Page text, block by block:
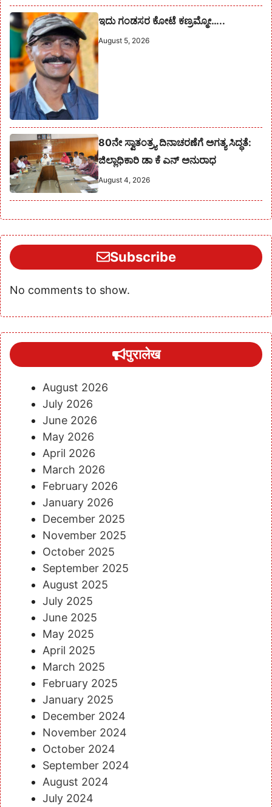
ಇದು ಗಂಡಸರ ಕೋಟೆ ಕಣ್ರಮ್ಮೋ…..
August 5, 2026
80ನೇ ಸ್ವಾತಂತ್ರ್ಯ ದಿನಾಚರಣೆಗೆ ಅಗತ್ಯ ಸಿದ್ಧತೆ:
ಜಿಲ್ಲಾಧಿಕಾರಿ ಡಾ ಕೆ ಎನ್ ಅನುರಾಧ
August 4, 2026
Subscribe
No comments to show.
पुरालेख
August 2026
July 2026
June 2026
May 2026
April 2026
March 2026
February 2026
January 2026
December 2025
November 2025
October 2025
September 2025
August 2025
July 2025
June 2025
May 2025
April 2025
March 2025
February 2025
January 2025
December 2024
November 2024
October 2024
September 2024
August 2024
July 2024